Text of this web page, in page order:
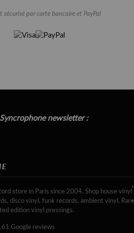
sécurisé par carte bancaire et PayPal
Syncrophone newsletter :
store in Paris since 2004. Shop house vinyl
disco vinyl, funk records, ambient vinyl. Rare
edition vinyl pressings.
Google reviews